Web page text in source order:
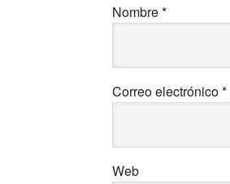
Nombre*
Correo electrónico*
Web